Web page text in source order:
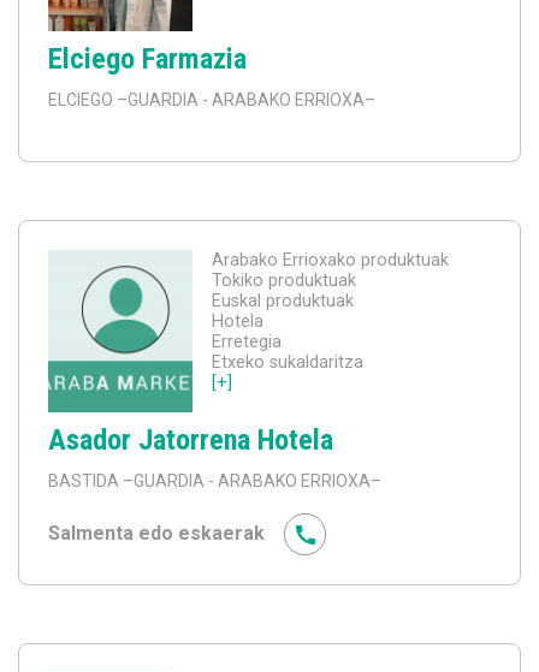
Elciego Farmazia
ELCIEGO –GUARDIA - ARABAKO ERRIOXA–
Arabako Errioxako produktuak
Tokiko produktuak
Euskal produktuak
Hotela
Erretegia
Etxeko sukaldaritza
[+]
Asador Jatorrena Hotela
BASTIDA –GUARDIA - ARABAKO ERRIOXA–
Salmenta edo eskaerak